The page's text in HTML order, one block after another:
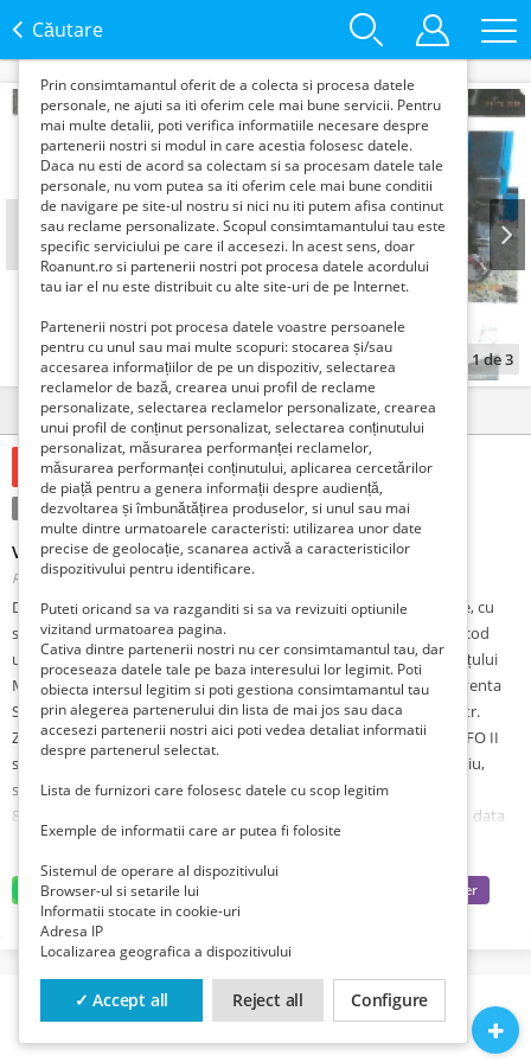
Căutare
Next
1de3
Detalii Contact
11000 Lei
Condiție:Folosit Tranzacţie:Vinde
Vand bunuri mobile Autoutilitare
Romania, Mehedinti, Simian, Publicat 1 lună zi în urmă
Debitorul SC LORY COM SRL - în faliment, in bancruptcy, en faillite, cu
sediul in Mun. Dr. Tr. Severin, str. Romană nr. 4A, jud. Mehedinti, cod
unic de înregistrare 1615365, număr de ordine în Registrul Comerțului
Mehedinti J25/481/1991, prin lichidator judiciar, Consultant Insolventa
SPRL Filiala Timis, cu sediul ales in Mun. Drobeta Turnu Severin, str.
Zabrautului nr. 7A, jud. Mehedinti, CUI 38704372, inregistrata in RFO II
sub nr. 0918, prin reprezentant asociat coordonator Serban Valeriu,
scoate la vânzare la pretul stabilit prin Raportul de evaluare nr.
84/19.08.2024, aprobat conform hotararii adunarii creditorilor din data
de 29.08.2024 publicata in BPI si necontestata, urmatoarele bunuri
mobile:
 Autoutilitara N3 DAF TGS95XF, Numar de înmatriculare: MH-22-UVA,
caroseria: BC autotractor, tip/variant: TGS95XF//FTG95.530S, numar de
XLRTE47XS0E607179, an de fabricatie: 2003, Capacitate cilindrica: 12.580
cmc, culoare: Alb, localizat in Sat Poroina, DE70 (DN6), Comuna Simian,
jud. Mehedinţi, la pretul de pornire a licitatie in suma de 3.500 Lei pret
date sunt folosite pentru analizarea traffic-ului pe site-ul
Prin consimtamantul oferit de a colecta si procesa datele
personale, ne ajuti sa iti oferim cele mai bune servicii. Pentru
mai multe detalii, poti verifica informatiile necesare despre
partenerii nostri si modul in care acestia folosesc datele.
Daca nu esti de acord sa colectam si sa procesam datele tale
personale, nu vom putea sa iti oferim cele mai bune conditii
de navigare pe site-ul nostru si nici nu iti putem afisa continut
sau reclame personalizate. Scopul consimtamantului tau este
specific serviciului pe care il accesezi. In acest sens, doar
Roanunt.ro si partenerii nostri pot procesa datele acordului
tau iar el nu este distribuit cu alte site-uri de pe Internet.
Partenerii nostri pot procesa datele voastre persoanele
pentru cu unul sau mai multe scopuri: stocarea și/sau
accesarea informațiilor de pe un dispozitiv, selectarea
reclamelor de bază, crearea unui profil de reclame
personalizate, selectarea reclamelor personalizate, crearea
unui profil de conținut personalizat, selectarea conținutului
personalizat, măsurarea performanței reclamelor,
măsurarea performanței conținutului, aplicarea cercetărilor
de piață pentru a genera informații despre audiență,
dezvoltarea și îmbunătățirea produselor, si unul sau mai
multe dintre urmatoarele caracteristi: utilizarea unor date
precise de geolocație, scanarea activă a caracteristicilor
dispozitivului pentru identificare.
Puteti oricand sa va razganditi si sa va revizuiti optiunile
vizitand urmatoarea pagina.
Cativa dintre partenerii nostri nu cer consimtamantul tau, dar
proceseaza datele tale pe baza interesului lor legimit. Poti
obiecta intersul legitim si poti gestiona consimtamantul tau
prin alegerea partenerului din lista de mai jos sau daca
accesezi partenerii nostri aici poti vedea detaliat informatii
despre partenerul selectat.
Lista de furnizori care folosesc datele cu scop legitim
Exemple de informatii care ar putea fi folosite
Sistemul de operare al dispozitivului
Browser-ul si setarile lui
Informatii stocate in cookie-uri
Adresa IP
Localizarea geografica a dispozitivului
✓ Accept all Reject all Configure